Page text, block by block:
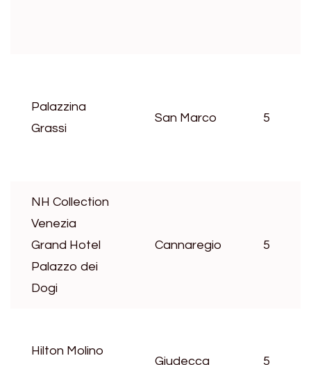
Palazzina
Grassi
San Marco 5
NH Collection
Venezia
Grand Hotel
Palazzo dei
Dogi
Cannaregio 5
Hilton Molino
Giudecca 5